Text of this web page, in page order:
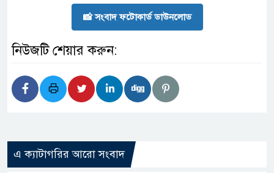
📸 সংবাদ ফটোকার্ড ডাউনলোড
নিউজটি শেয়ার করুন:
এ ক্যাটাগরির আরো সংবাদ